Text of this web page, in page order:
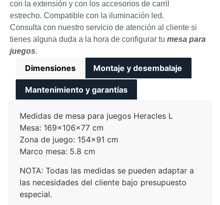
con la extensión y con los accesorios de carril
estrecho. Compatible con la iluminación led.
Consulta con nuestro servicio de atención al cliente si
tienes alguna duda a la hora de configurar tu mesa para
juegos.
Dimensiones Montaje y desembalaje
Mantenimiento y garantías
Medidas de mesa para juegos Heracles L
Mesa: 169x106x77 cm
Zona de juego: 154×91 cm
Marco mesa: 5.8 cm
NOTA: Todas las medidas se pueden adaptar a
las necesidades del cliente bajo presupuesto
especial.